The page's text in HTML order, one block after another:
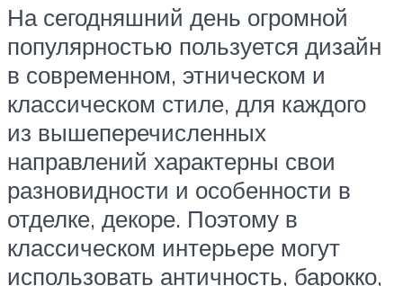
На сегодняшний день огромной
популярностью пользуется дизайн
в современном, этническом и
классическом стиле, для каждого
из вышеперечисленных
направлений характерны свои
разновидности и особенности в
отделке, декоре. Поэтому в
классическом интерьере могут
использовать античность, барокко,